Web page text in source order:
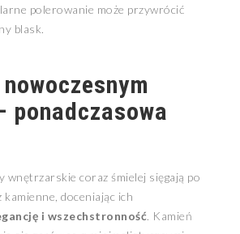
polerowanie może przywrócić
blask.
ponadczasowa
wnętrzarskie coraz śmielej sięgają po
doceniając ich
i wszechstronność. Kamień